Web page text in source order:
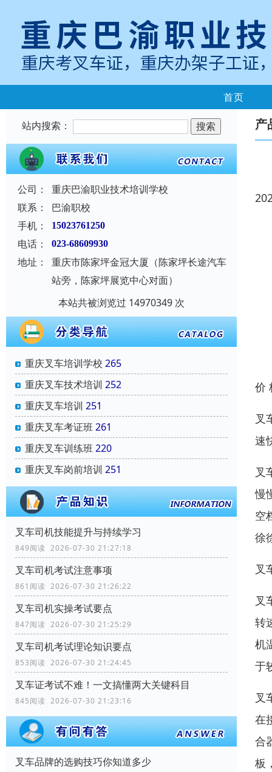
首页
站内搜索：
公司：
重庆巴渝职业技术培训学校
联系：
巴渝职校
手机：
15023761250
电话： 023-68609930
地址：
重庆市陈家坪金冠大厦（陈家坪长途汽车
站旁，陈家坪展览中心对面）
本站共被浏览过 14970349 次
重庆叉车培训学校 265
重庆叉车技术培训 252
重庆叉车培训 251
重庆叉车考证班261
重庆叉车训练班220
重庆叉车岗前培训 251
叉车司机技能提升与持续学习
849阅读 2026-07-30 21:27:18
叉车司机考试注意事项
861阅读 2026-07-30 21:26:22
叉车司机实操考试要点
847阅读 2026-07-30 21:25:29
叉车司机考试理论知识要点
853阅读 2026-07-30 21:24:45
叉车证考试不难！一文搞懂两大关键科目
845阅读 2026-07-30 21:23:16
叉车品牌的选购技巧你知道多少
产
价
叉
速
叉
慢
空
徐
叉
叉
转
机
于
叉
在
合
板